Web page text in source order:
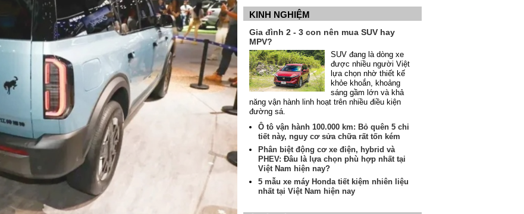
KINH NGHIỆM
Gia đình 2 - 3 con nên mua SUV hay
MPV?
SUV đang là dòng xe
được nhiều người Việt
lựa chọn nhờ thiết kế
khỏe khoắn, khoảng
sáng gầm lớn và khả
năng vận hành linh hoạt trên nhiều điều kiện
đường sá.
Ô tô vận hành 100.000 km: Bỏ quên 5 chi
tiết này, nguy cơ sửa chữa rất tốn kém
Phân biệt động cơ xe điện, hybrid và
PHEV: Đâu là lựa chọn phù hợp nhất tại
Việt Nam hiện nay?
5 mẫu xe máy Honda tiết kiệm nhiên liệu
nhất tại Việt Nam hiện nay